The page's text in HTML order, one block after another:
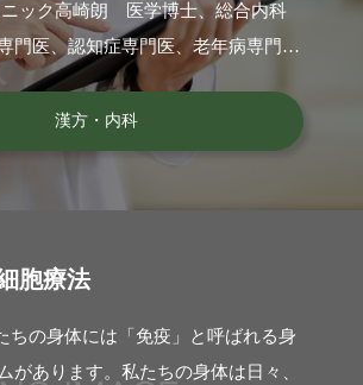
ック高崎朗 医学博士、総合内科
門医、認知症専門医、老年病専門
クター、私には尊敬させて頂
漢方・内科
胞療法
ちの身体には「免疫」と呼ばれる身
があります。私たちの身体は日々、